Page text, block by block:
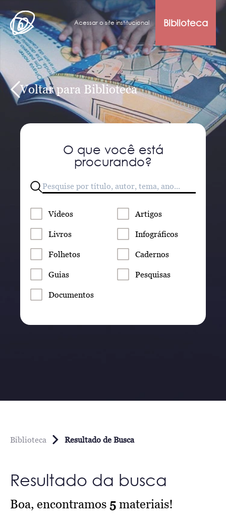
Acessar o site institucional Biblioteca
Voltar para Biblioteca
O que você está
procurando?
Vídeos Artigos
Livros Infográficos
Folhetos Cadernos
Guias Pesquisas
Documentos
Biblioteca Resultado de Busca
Resultado da busca
Boa, encontramos 5 materiais!